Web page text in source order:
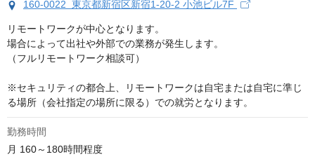
160-0022 東京都新宿区新宿1-20-2 小池ビル7F
リモートワークが中心となります。
場合によって出社や外部での業務が発生します。
（フルリモートワーク相談可）
※セキュリティの都合上、リモートワークは自宅または自宅に準じ
る場所（会社指定の場所に限る）での就労となります。
勤務時間
月 160～180時間程度